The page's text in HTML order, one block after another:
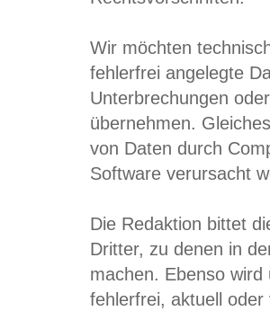
Wir möchten
fehlerfrei angelegte
Unterbrechungen
übernehmen.
von Daten durch
Software verursacht
Die Redaktion bittet
Dritter, zu denen in
machen. Ebenso
fehlerfrei, aktuell oder